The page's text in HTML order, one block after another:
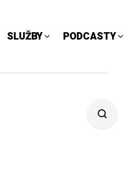
SLUŽBY PODCASTY